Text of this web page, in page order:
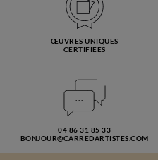
ŒUVRES UNIQUES
CERTIFIÉES
04 86 31 85 33
BONJOUR@CARREDARTISTES.COM